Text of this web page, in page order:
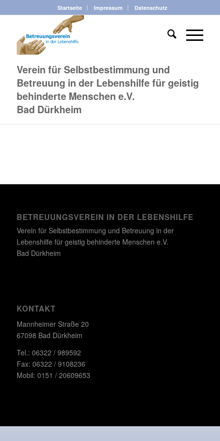
Startseite Impressum Datenschutz
Verein für Selbstbestimmung und
Betreuung in der Lebenshilfe für geistig
behinderte Menschen e.V.
Bad Dürkheim
BETREUUNGSVEREIN IN DER LEBENSHILFE
Verein für Selbstbestimmung und Betreuung in der
Lebenshilfe für geistig behinderte Menschen e.V.
Bad Dürkheim
KONTAKT
Mannheimer Straße 20
67098 Bad Dürkheim
Tel.: 06322 / 989592
Fax: 06322 / 9108236
Mobil: 0151 / 20609653